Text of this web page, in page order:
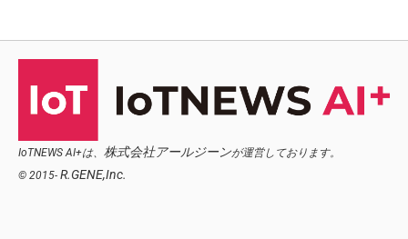
IoTNEWS AI+は、 株式会社アールジーンが運営しております。
© 2015- R.GENE,Inc.